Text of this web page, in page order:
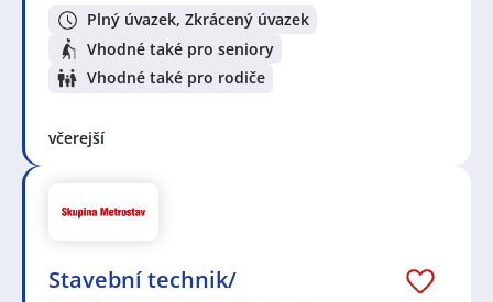
Plný úvazek, Zkrácený úvazek
Vhodné také pro seniory
Vhodné také pro rodiče
včerejší
Stavební technik/